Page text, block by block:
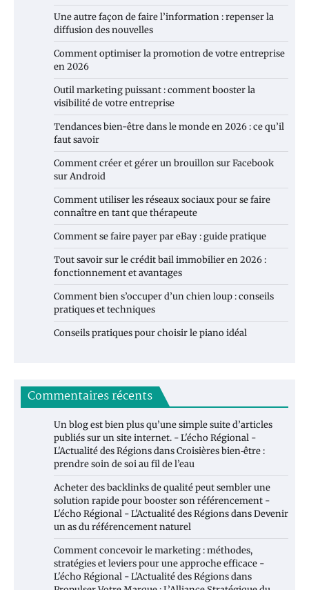
Une autre façon de faire l’information : repenser la
diffusion des nouvelles
Comment optimiser la promotion de votre entreprise
en 2026
Outil marketing puissant : comment booster la
visibilité de votre entreprise
Tendances bien-être dans le monde en 2026 : ce qu’il
faut savoir
Comment créer et gérer un brouillon sur Facebook
sur Android
Comment utiliser les réseaux sociaux pour se faire
connaître en tant que thérapeute
Comment se faire payer par eBay : guide pratique
Tout savoir sur le crédit bail immobilier en 2026 :
fonctionnement et avantages
Comment bien s’occuper d’un chien loup : conseils
pratiques et techniques
Conseils pratiques pour choisir le piano idéal
Commentaires récents
Un blog est bien plus qu’une simple suite d’articles
publiés sur un site internet. - L'écho Régional -
L'Actualité des RégionsdansCroisières bien‑être :
prendre soin de soi au fil de l’eau
Acheter des backlinks de qualité peut sembler une
solution rapide pour booster son référencement -
L'écho Régional - L'Actualité des RégionsdansDevenir
un as du référencement naturel
Comment concevoir le marketing : méthodes,
stratégies et leviers pour une approche efficace -
L'écho Régional - L'Actualité des Régionsdans